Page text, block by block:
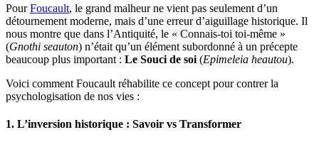
PourFoucault, le grand malheur ne vient pas seulement d’un
détournement moderne, mais d’une erreur d’aiguillage historique. Il
nous montre que dans l’Antiquité, le « Connais-toi toi-même »
(Gnothi seauton) n’était qu’un élément subordonné à un précepte
beaucoup plus important : Le Souci de soi (Epimeleia heautou).
Voici comment Foucault réhabilite ce concept pour contrer la
psychologisation de nos vies :
1. L’inversion historique : Savoir vs Transformer